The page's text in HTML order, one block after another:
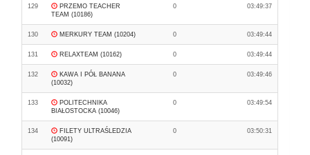
129
PRZEMO TEACHER
TEAM (10186)
0 03:49:37
130 MERKURY TEAM (10204) 0 03:49:44
131 RELAXTEAM (10162) 0 03:49:44
132
KAWA I PÓŁ BANANA
(10032)
0 03:49:46
133
POLITECHNIKA
BIAŁOSTOCKA (10046)
0 03:49:54
134
FILETY ULTRAŚLEDZIA
(10091)
0 03:50:31